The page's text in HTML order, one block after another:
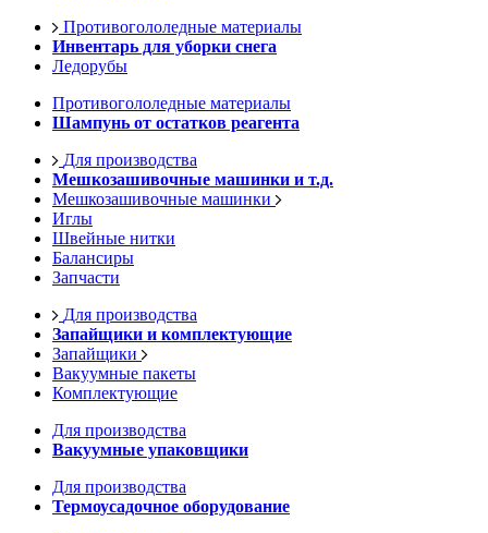
Противогололедные материалы
Инвентарь для уборки снега
Ледорубы
Противогололедные материалы
Шампунь от остатков реагента
Для производства
Мешкозашивочные машинки и т.д.
Мешкозашивочные машинки
Иглы
Швейные нитки
Балансиры
Запчасти
Для производства
Запайщики и комплектующие
Запайщики
Вакуумные пакеты
Комплектующие
Для производства
Вакуумные упаковщики
Для производства
Термоусадочное оборудование